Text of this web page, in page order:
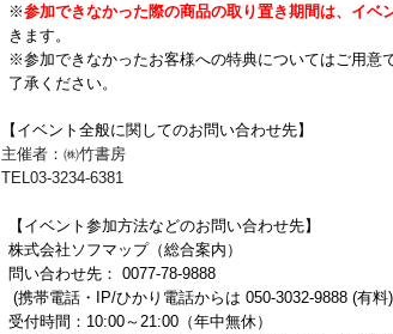
※参加できなかった際の商品の取り置き期間は、イベ
きます。
※参加できなかったお客様への特典についてはご用意
了承ください。
【イベント全般に関してのお問い合わせ先】
主催者：㈱竹書房
TEL03-3234-6381
【イベント参加方法などのお問い合わせ先】
株式会社ソフマップ（総合案内）
問い合わせ先： 0077-78-9888
(携帯電話・IP/ひかり電話からは 050-3032-9888 (有料
受付時間：10:00～21:00（年中無休）